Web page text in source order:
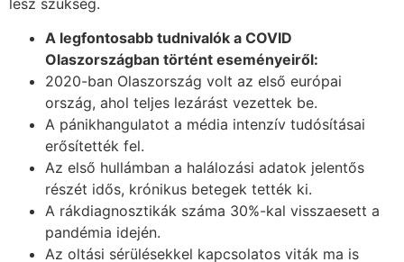
A legfontosabb tudnivalók a COVID
Olaszországban történt eseményeiről:
2020-ban Olaszország volt az első európai
ország, ahol teljes lezárást vezettek be.
A pánikhangulatot a média intenzív tudósításai
erősítették fel.
Az első hullámban a halálozási adatok jelentős
részét idős, krónikus betegek tették ki.
A rákdiagnosztikák száma 30%-kal visszaesett a
pandémia idején.
Az oltási sérülésekkel kapcsolatos viták ma is